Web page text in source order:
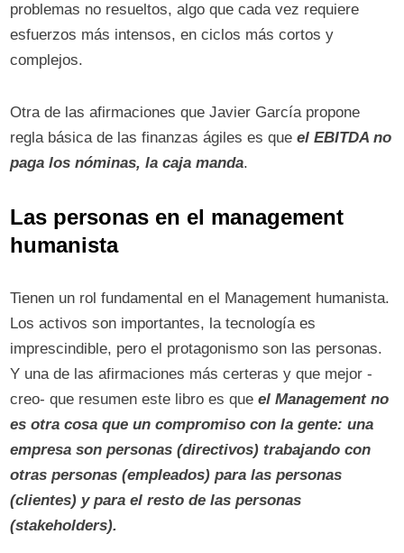
problemas no resueltos, algo que cada vez requiere
esfuerzos más intensos, en ciclos más cortos y
complejos.
Otra de las afirmaciones que Javier García propone
regla básica de las finanzas ágiles es queel EBITDA no
paga los nóminas, la caja manda.
Las personas en el management
humanista
Tienen un rol fundamental en el Management humanista.
Los activos son importantes, la tecnología es
imprescindible, pero el protagonismo son las personas.
Y una de las afirmaciones más certeras y que mejor -
creo- que resumen este libro es queel Management no
es otra cosa que un compromiso con la gente: una
empresa son personas (directivos) trabajando con
otras personas (empleados) para las personas
(clientes) y para el resto de las personas
(stakeholders).